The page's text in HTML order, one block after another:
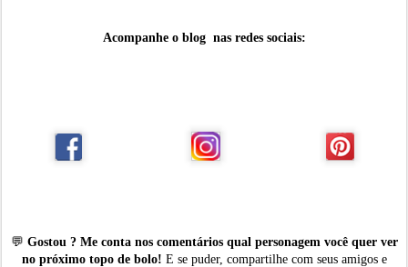
Acompanhe o blog nas redes sociais:
💬 Gostou ? Me conta nos comentários qual personagem você quer ver
no próximo topo de bolo! E se puder, compartilhe com seus amigos e